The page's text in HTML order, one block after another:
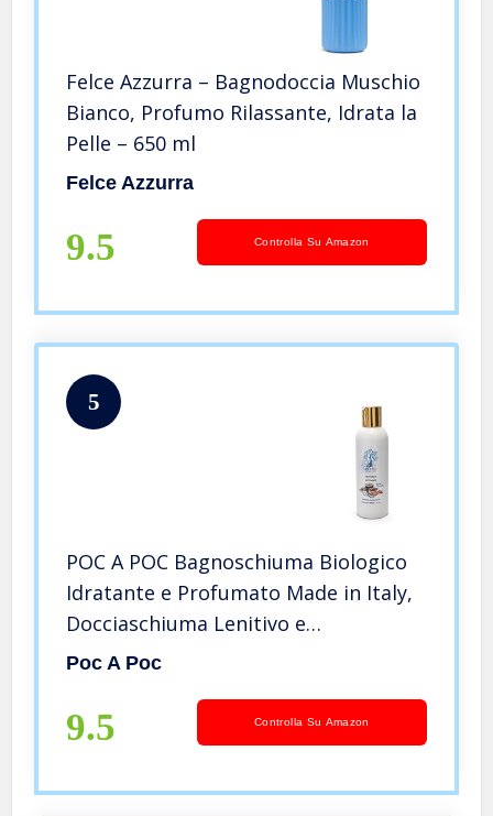
Felce Azzurra – Bagnodoccia Muschio
Bianco, Profumo Rilassante, Idrata la
Pelle – 650 ml
Felce Azzurra
9.5 Controlla Su Amazon
5
POC A POC Bagnoschiuma Biologico
Idratante e Profumato Made in Italy,
Docciaschiuma Lenitivo e
Antiossidante, Bagno Doccia adatto a
Poc A Poc
9.5 Controlla Su Amazon